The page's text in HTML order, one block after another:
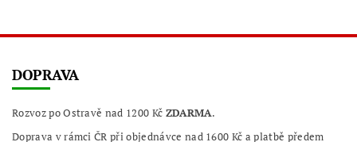
DOPRAVA
Rozvoz po Ostravě nad 1200 Kč ZDARMA.
Doprava v rámci ČR při objednávce nad 1600 Kč a platbě předem